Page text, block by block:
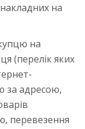
на
на
(перелік яких
за адресою,
перевезення